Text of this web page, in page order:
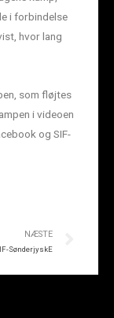
i forbindelse
hvor lang
som fløjtes
i videoen
og SIF-
NÆSTE
SønderjyskE